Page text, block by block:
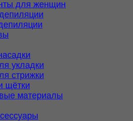
для женщин
укладки
стрижки
щётки
материалы